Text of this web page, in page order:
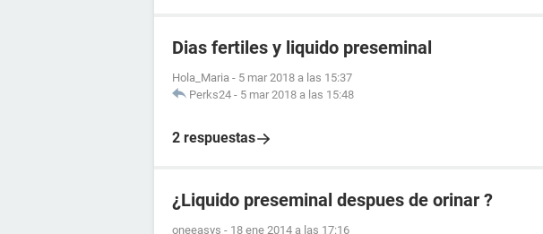
Dias fertiles y liquido preseminal
Hola_Maria - 5 mar 2018 a las 15:37
Perks24 - 5 mar 2018 a las 15:48
2 respuestas
¿Liquido preseminal despues de orinar ?
oneeasys - 18 ene 2014 a las 17:16